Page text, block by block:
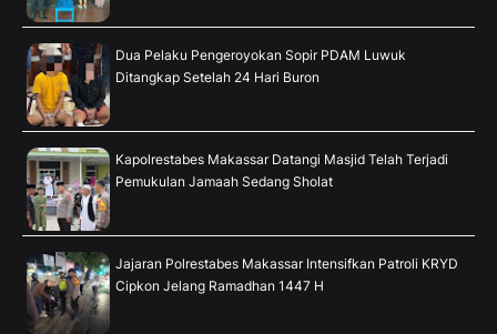
Dua Pelaku Pengeroyokan Sopir PDAM Luwuk
Ditangkap Setelah 24 Hari Buron
Kapolrestabes Makassar Datangi Masjid Telah Terjadi
Pemukulan Jamaah Sedang Sholat
Jajaran Polrestabes Makassar Intensifkan Patroli KRYD
Cipkon Jelang Ramadhan 1447 H